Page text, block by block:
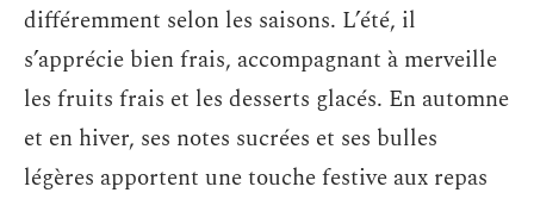
différemment selon les saisons. L’été, il
s’apprécie bien frais, accompagnant à merveille
les fruits frais et les desserts glacés. En automne
et en hiver, ses notes sucrées et ses bulles
légères apportent une touche festive aux repas